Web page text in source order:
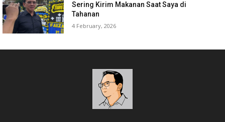
Sering Kirim Makanan Saat Saya di
Tahanan
4 February, 2026